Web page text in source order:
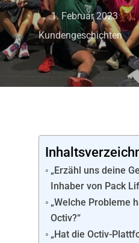
1. Februar 2023
Kundengeschichten
„Erzähl uns deine
Inhaber von Pack
„Welche Probleme
Octiv?“
„Hat die Octiv-